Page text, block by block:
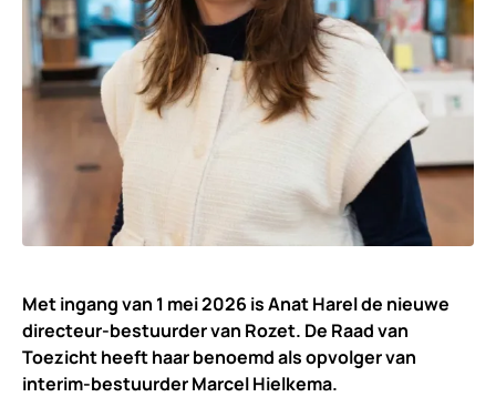
Met ingang van 1 mei 2026 is Anat Harel de nieuwe
directeur-bestuurder van Rozet. De Raad van
Toezicht heeft haar benoemd als opvolger van
interim-bestuurder Marcel Hielkema.